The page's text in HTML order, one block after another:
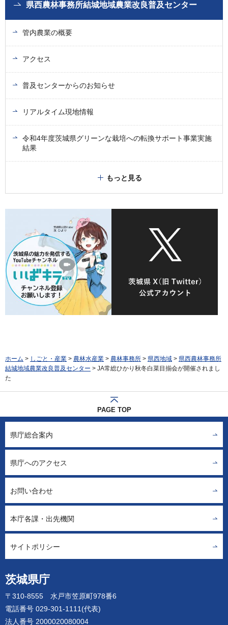
県西農林事務所結城地域農業改良普及センター
管内農業の概要
アクセス
普及センターからのお知らせ
リアルタイム現地情報
令和4年度茨城県グリーンな栽培への転換サポート事業実施
結果
もっと見る
ホーム > しごと・産業 > 農林水産業 > 農林事務所 > 県西地域 > 県西農林事務所
結城地域農業改良普及センター > JA常総ひかり秋冬白菜目揃会が開催されまし
た
PAGE TOP
茨城県庁
〒310-8555 水戸市笠原町978番6
電話番号 029-301-1111(代表)
法人番号 2000020080004
県庁総合案内
県庁へのアクセス
お問い合わせ
本庁各課・出先機関
サイトポリシー